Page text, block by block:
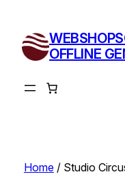
inhoud
OFFLINE
Home/ Studio